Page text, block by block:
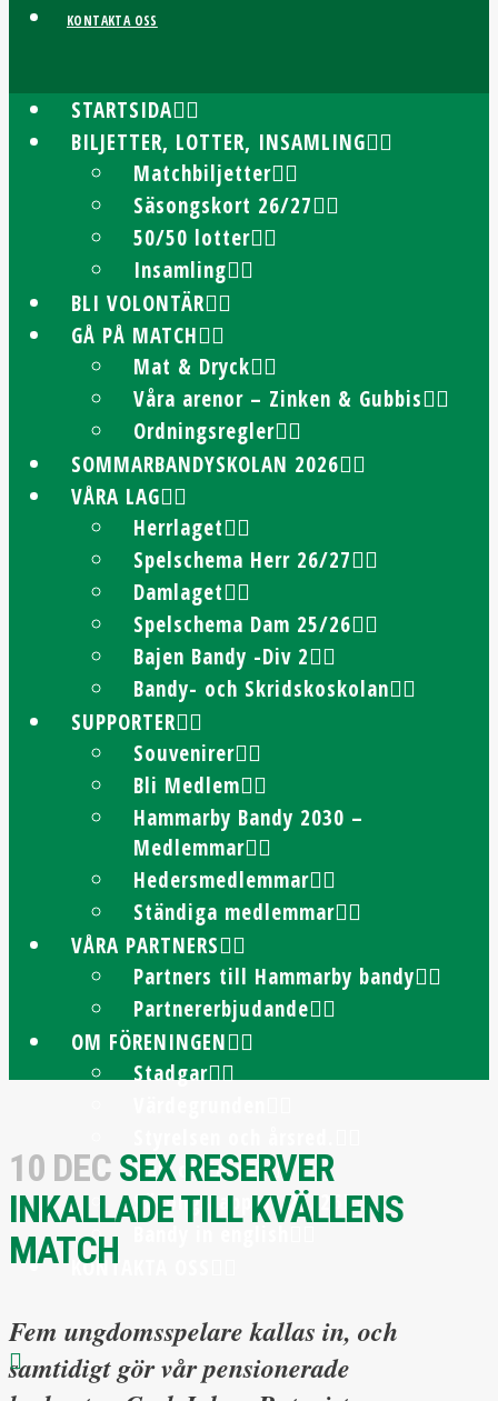
KONTAKTA OSS
STARTSIDA
BILJETTER, LOTTER, INSAMLING
Matchbiljetter
Säsongskort 26/27
50/50 lotter
Insamling
BLI VOLONTÄR
GÅ PÅ MATCH
Mat & Dryck
Våra arenor – Zinken & Gubbis
Ordningsregler
SOMMARBANDYSKOLAN 2026
VÅRA LAG
Herrlaget
Spelschema Herr 26/27
Damlaget
Spelschema Dam 25/26
Bajen Bandy -Div 2
Bandy- och Skridskoskolan
SUPPORTER
Souvenirer
Bli Medlem
Hammarby Bandy 2030 –
Medlemmar
Hedersmedlemmar
Ständiga medlemmar
VÅRA PARTNERS
Partners till Hammarby bandy
Partnererbjudande
OM FÖRENINGEN
Stadgar
Hall of Fame
Säsongsrapport 25/26
KONTAKTA OSS
10 DEC SEX RESERVER
INKALLADE TILL KVÄLLENS
MATCH
Fem ungdomsspelare kallas in, och
samtidigt gör vår pensionerade